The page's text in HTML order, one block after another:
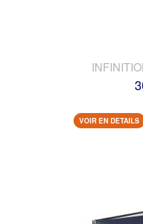
VOIR EN DETAILS